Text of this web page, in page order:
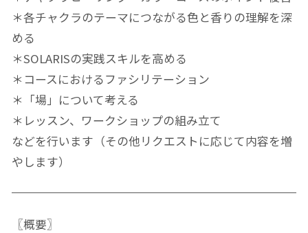
＊各チャクラのテーマにつながる色と香りの理解を深
める
＊SOLARISの実践スキルを高める
＊コースにおけるファシリテーション
＊「場」について考える
＊レッスン、ワークショップの組み立て
などを行います（その他リクエストに応じて内容を増
やします）
〖概要〗